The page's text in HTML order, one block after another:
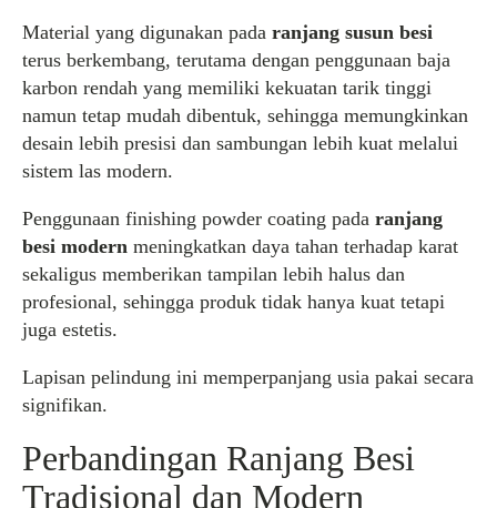
Material yang digunakan pada ranjang susun besi
terus berkembang, terutama dengan penggunaan baja
karbon rendah yang memiliki kekuatan tarik tinggi
namun tetap mudah dibentuk, sehingga memungkinkan
desain lebih presisi dan sambungan lebih kuat melalui
sistem las modern.
Penggunaan finishing powder coating pada ranjang
besi modern meningkatkan daya tahan terhadap karat
sekaligus memberikan tampilan lebih halus dan
profesional, sehingga produk tidak hanya kuat tetapi
juga estetis.
Lapisan pelindung ini memperpanjang usia pakai secara
signifikan.
Perbandingan Ranjang Besi
Tradisional dan Modern